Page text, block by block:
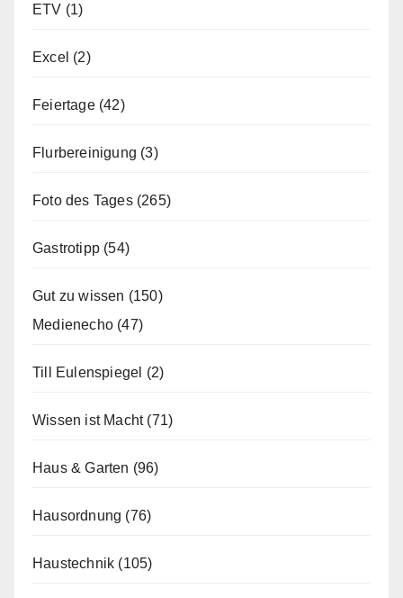
ETV (1)
Excel (2)
Feiertage(42)
Flurbereinigung (3)
Foto des Tages(265)
Gastrotipp (54)
Gut zu wissen (150)
Medienecho (47)
Till Eulenspiegel (2)
Wissen ist Macht(71)
Haus & Garten (96)
Hausordnung (76)
Haustechnik (105)